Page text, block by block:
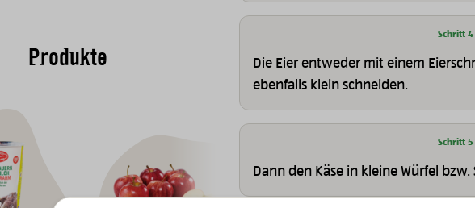
Produkte
Schritt 4
Die Eier entweder mit einem
ebenfalls klein schneiden.
Schritt 5
Dann den Käse in kleine Würfel